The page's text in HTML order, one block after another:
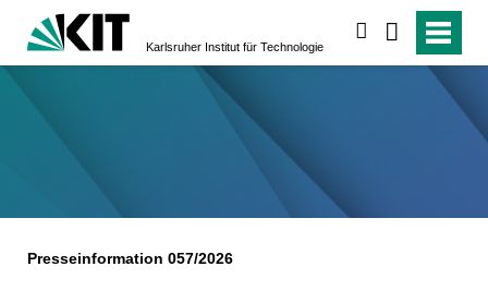
Karlsruher Institut für Technologie
Presseinformation 057/2026